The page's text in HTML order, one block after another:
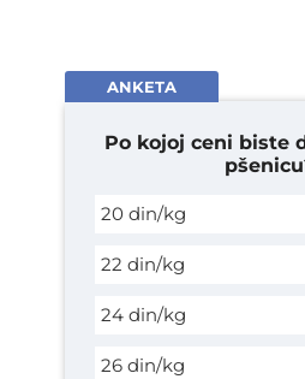
ANKETA
Po kojoj ceni biste
20 din/kg
22 din/kg
24 din/kg
26 din/kg